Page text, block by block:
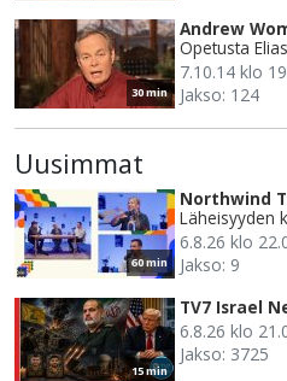
30 min
Andrew
Opetusta
7.10.14 klo
Jakso: 124
Uusimmat
60 min
Northwind
Läheisyyden
6.8.26 klo
Jakso: 9
15 min
TV7 Israel
6.8.26 klo
Jakso: 3725